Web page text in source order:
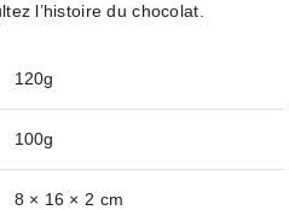
l’histoire du chocolat
120g
8 × 16 × 2 cm
100g